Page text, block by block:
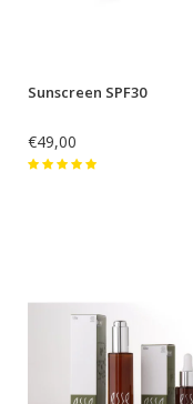
Sunscreen SPF30
€49,00